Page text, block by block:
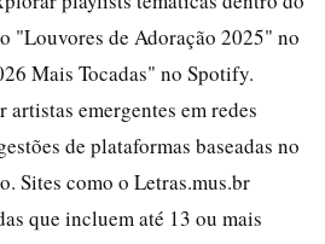
"Louvores de Adoração 2025" no
Mais Tocadas" no Spotify.
emergentes em redes
de plataformas baseadas no
Sites como o Letras.mus.br
que incluem até 13 ou mais